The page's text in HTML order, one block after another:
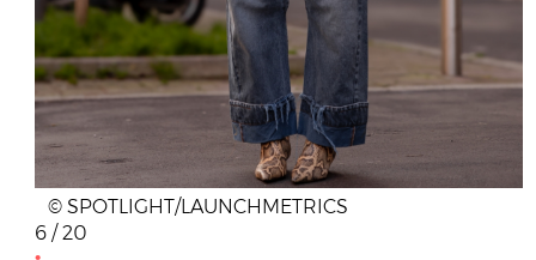
© SPOTLIGHT/LAUNCHMETRICS
6 / 20